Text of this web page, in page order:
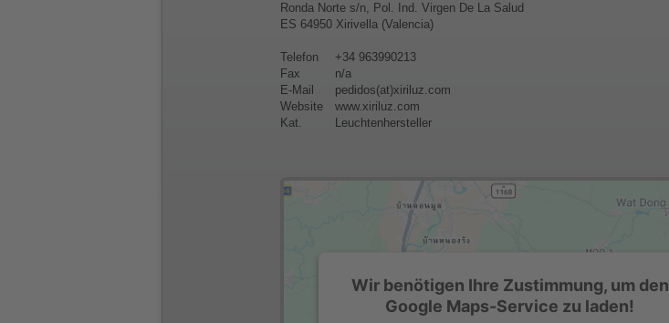
Ronda Norte s/n, Pol. Ind. Virgen De La Salud
ES 64950 Xirivella (Valencia)
Telefon
+34 963990213
Fax
n/a
E-Mail
pedidos(at)xiriluz.com
Website
www.xiriluz.com
Kat.
Leuchtenhersteller
Wir benötigen Ihre Zustimmung, um den
Google Maps-Service zu laden!